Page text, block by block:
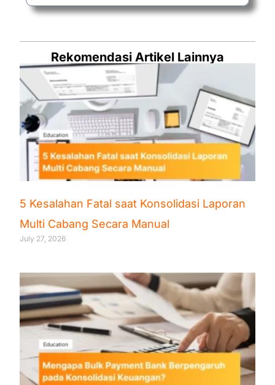
Rekomendasi Artikel Lainnya
5 Kesalahan Fatal saat Konsolidasi Laporan
Multi Cabang Secara Manual
July 27, 2026